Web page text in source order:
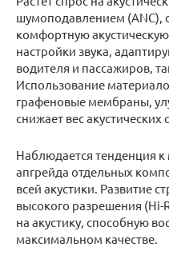
шумоподавлением (ANC),
комфортную
настройки звука,
водителя и пассажиров,
Использование
графеновые мембраны,
снижает вес акустических
Наблюдается тенденция
апгрейда отдельных
всей акустики. Развитие
высокого разрешения (Hi-
на акустику, способную
максимальном качестве.